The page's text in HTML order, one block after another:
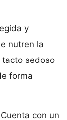
y
nutren la
tacto sedoso
forma
Cuenta con un